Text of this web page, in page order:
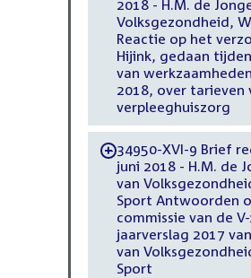
2018 - H.M. de
Volksgezondheid,
Reactie op het
Hijink, gedaan
van
2018, over tarieven
verpleeghuiszorg
-34950-XVI-9 Brief
juni 2018 - H.M. de
van
Sport Antwoorden
commissie van de
jaarverslag 2017
van
Sport